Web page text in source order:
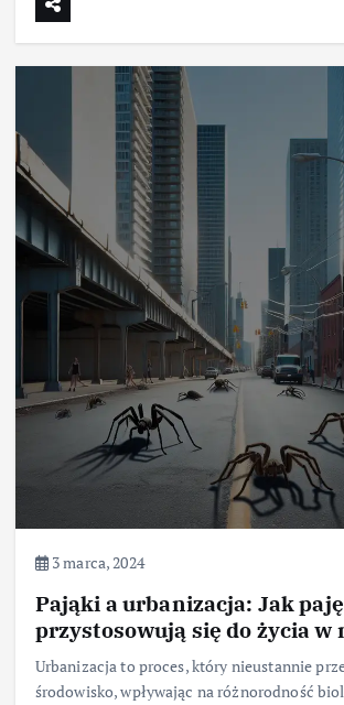
3 marca, 2024
Pająki a urbanizacja: Jak
przystosowują się do życia w
Urbanizacja to proces, który nieustannie
środowisko, wpływając na różnorodność